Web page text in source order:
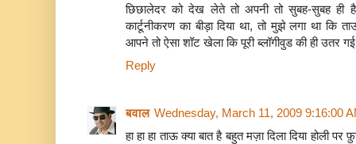
छिछालेदर को देख लेते तो अपनी तो सुबह-सुबह ही
कार्टूनीकरण का बीड़ा दिया था, तो मुझे लगा था
आपने तो ऐसा शॉट खेला कि पूरी ब्लॉगीवुड की ही उतर
Reply
बवाल Wednesday, March 11, 2009 9:16:00
हा हा हा ताऊ क्या बात है बहुत मज़ा दिला दिया होली